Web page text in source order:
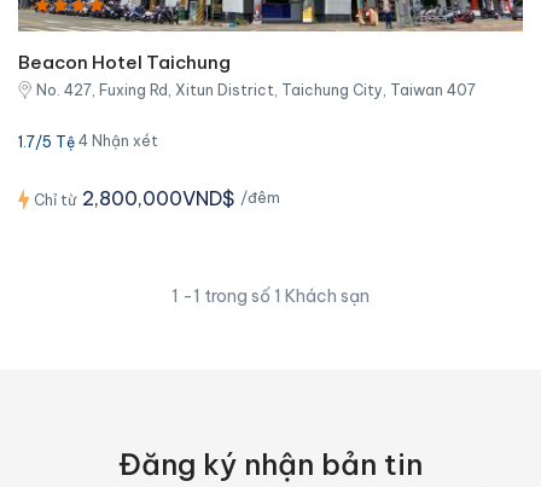
Beacon Hotel Taichung
No. 427, Fuxing Rd, Xitun District, Taichung City, Taiwan 407
1.7/5 Tệ 4 Nhận xét
Chỉ từ 2,800,000VND$ /đêm
1 -1 trong số 1 Khách sạn
Đăng ký nhận bản tin